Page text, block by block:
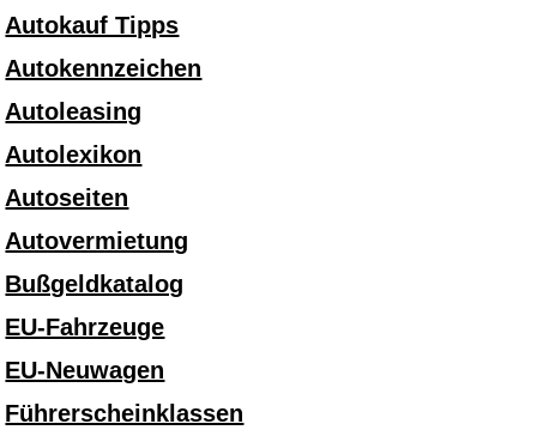
Autokauf Tipps
Autokennzeichen
Autoleasing
Autolexikon
Autoseiten
Autovermietung
Bußgeldkatalog
EU-Fahrzeuge
EU-Neuwagen
Führerscheinklassen